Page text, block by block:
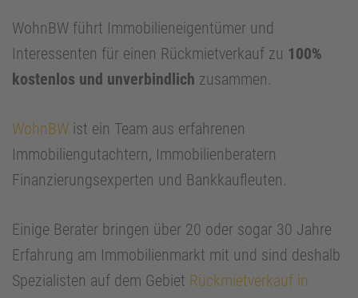
WohnBW führt Immobilieneigentümer und
Interessenten für einen Rückmietverkauf zu 100%
kostenlos und unverbindlich zusammen.
WohnBW ist ein Team aus erfahrenen
Immobiliengutachtern, Immobilienberatern
Finanzierungsexperten und Bankkaufleuten.
Einige Berater bringen über 20 oder sogar 30 Jahre
Erfahrung am Immobilienmarkt mit und sind deshalb
Spezialisten auf dem Gebiet Rückmietverkauf in